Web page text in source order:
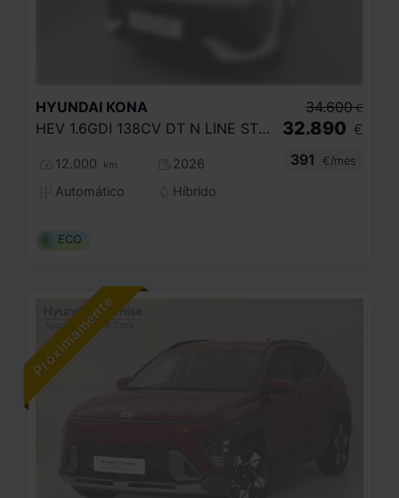
HYUNDAI KONA
HEV 1.6GDI 138CV DT N LINE STYLE
12.000 km
2026
Automático
Híbrido
34.600 €
32.890 €
391
€/mes
ECO